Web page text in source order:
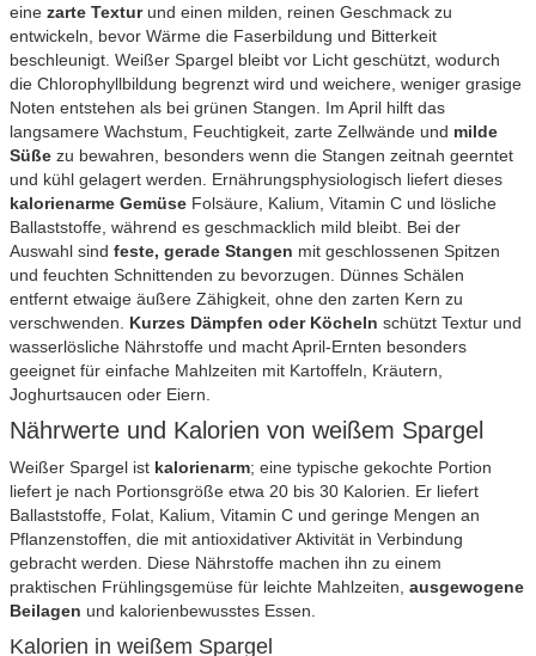
eine zarte Texturund einen milden, reinen Geschmack zu
entwickeln, bevor Wärme die Faserbildung und Bitterkeit
beschleunigt. Weißer Spargel bleibt vor Licht geschützt, wodurch
die Chlorophyllbildung begrenzt wird und weichere, weniger grasige
Noten entstehen als bei grünen Stangen. Im April hilft das
langsamere Wachstum, Feuchtigkeit, zarte Zellwände und milde
Süße zu bewahren, besonders wenn die Stangen zeitnah geerntet
und kühl gelagert werden. Ernährungsphysiologisch liefert dieses
kalorienarme Gemüse Folsäure, Kalium, Vitamin C und lösliche
Ballaststoffe, während es geschmacklich mild bleibt. Bei der
Auswahl sind feste, gerade Stangen mit geschlossenen Spitzen
und feuchten Schnittenden zu bevorzugen. Dünnes Schälen
entfernt etwaige äußere Zähigkeit, ohne den zarten Kern zu
verschwenden. Kurzes Dämpfen oder Köcheln schützt Textur und
wasserlösliche Nährstoffe und macht April-Ernten besonders
geeignet für einfache Mahlzeiten mit Kartoffeln, Kräutern,
Joghurtsaucen oder Eiern.
Nährwerte und Kalorien von weißem Spargel
Weißer Spargel ist kalorienarm; eine typische gekochte Portion
liefert je nach Portionsgröße etwa 20 bis 30 Kalorien. Er liefert
Ballaststoffe, Folat, Kalium, Vitamin C und geringe Mengen an
Pflanzenstoffen, die mit antioxidativer Aktivität in Verbindung
gebracht werden. Diese Nährstoffe machen ihn zu einem
praktischen Frühlingsgemüse für leichte Mahlzeiten, ausgewogene
Beilagen und kalorienbewusstes Essen.
Kalorien in weißem Spargel